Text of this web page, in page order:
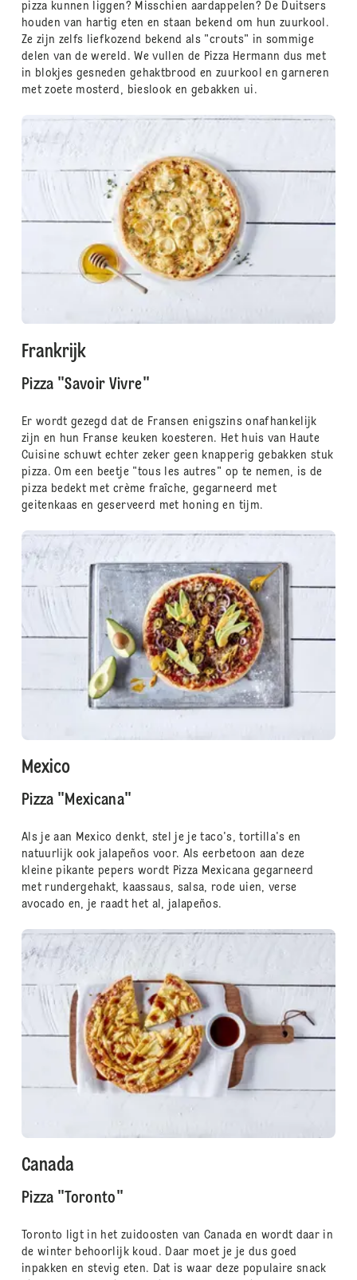
pizza kunnen liggen? Misschien aardappelen? De Duitsers
houden van hartig eten en staan ​​bekend om hun zuurkool.
Ze zijn zelfs liefkozend bekend als "crouts" in sommige
delen van de wereld. We vullen de Pizza Hermann dus met
in blokjes gesneden gehaktbrood en zuurkool en garneren
met zoete mosterd, bieslook en gebakken ui.
Frankrijk
Pizza "Savoir Vivre"
Er wordt gezegd dat de Fransen enigszins onafhankelijk
zijn en hun Franse keuken koesteren. Het huis van Haute
Cuisine schuwt echter zeker geen knapperig gebakken stuk
pizza. Om een ​​beetje "tous les autres" op te nemen, is de
pizza bedekt met crème fraîche, gegarneerd met
geitenkaas en geserveerd met honing en tijm.
Mexico
Pizza "Mexicana"
Als je aan Mexico denkt, stel je je taco's, tortilla's en
natuurlijk ook jalapeños voor. Als eerbetoon aan deze
kleine pikante pepers wordt Pizza Mexicana gegarneerd
met rundergehakt, kaassaus, salsa, rode uien, verse
avocado en, je raadt het al, jalapeños.
Canada
Pizza "Toronto"
Toronto ligt in het zuidoosten van Canada en wordt daar in
de winter behoorlijk koud. Daar moet je je dus goed
inpakken en stevig eten. Dat is waar deze populaire snack